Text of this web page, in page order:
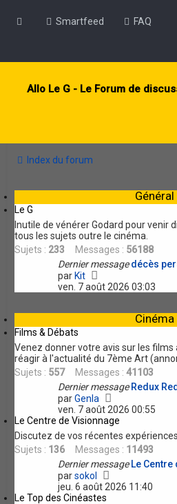
Smartfeed FAQ
Allo Le G - Le Forum de
Index du forum
Général
Le G
Inutile de vénérer Godard pour
tous les sujets outre le cinéma.
Sujets : 233 Messages : 56188
Dernier message décès
par Kit
o
e
e
r
n
i
e
r
m
s
s
a
g
e
ven. 7 août 2026 03:03
Cinéma
Films & Débats
Venez donner votre avis sur les
réagir à l'actualité du 7ème Art
Sujets : 557Messages :41103
Dernier message Redux
parGenla
o
i
l
e
d
r
ven. 7 août 2026 00:55
Le Centre de Visionnage
Discutez de vos récentes
Sujets : 136 Messages : 11493
Dernier message Le
parsokol
o
jeu. 6 août 2026 11:40
Le Top des Cinéastes